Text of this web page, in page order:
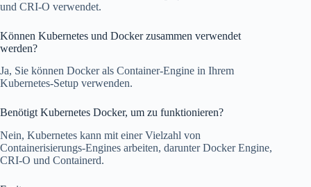
und CRI-O verwendet.
Können Kubernetes und Docker zusammen verwendet
werden?
Ja, Sie können Docker als Container-Engine in Ihrem
Kubernetes-Setup verwenden.
Benötigt Kubernetes Docker, um zu funktionieren?
Nein, Kubernetes kann mit einer Vielzahl von
Containerisierungs-Engines arbeiten, darunter Docker Engine,
CRI-O und Containerd.